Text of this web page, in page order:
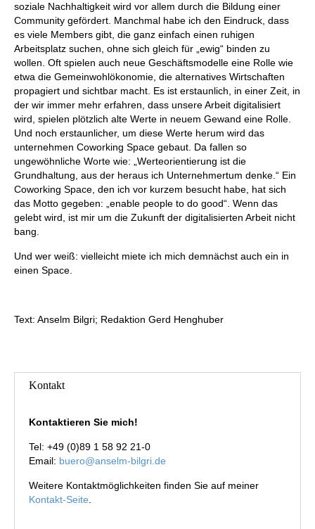
soziale Nachhaltigkeit wird vor allem durch die Bildung einer
Community gefördert. Manchmal habe ich den Eindruck, dass
es viele Members gibt, die ganz einfach einen ruhigen
Arbeitsplatz suchen, ohne sich gleich für „ewig“ binden zu
wollen. Oft spielen auch neue Geschäftsmodelle eine Rolle wie
etwa die Gemeinwohlökonomie, die alternatives Wirtschaften
propagiert und sichtbar macht. Es ist erstaunlich, in einer Zeit, in
der wir immer mehr erfahren, dass unsere Arbeit digitalisiert
wird, spielen plötzlich alte Werte in neuem Gewand eine Rolle.
Und noch erstaunlicher, um diese Werte herum wird das
unternehmen Coworking Space gebaut. Da fallen so
ungewöhnliche Worte wie: „Werteorientierung ist die
Grundhaltung, aus der heraus ich Unternehmertum denke.“ Ein
Coworking Space, den ich vor kurzem besucht habe, hat sich
das Motto gegeben: „enable people to do good“. Wenn das
gelebt wird, ist mir um die Zukunft der digitalisierten Arbeit nicht
bang.
Und wer weiß: vielleicht miete ich mich demnächst auch ein in
einen Space.
Text: Anselm Bilgri; Redaktion Gerd Henghuber
Kontakt
Kontaktieren Sie mich!
Tel: +49 (0)89 1 58 92 21-0
Email: buero@anselm-bilgri.de
Weitere Kontaktmöglichkeiten finden Sie auf meiner
Kontakt-Seite